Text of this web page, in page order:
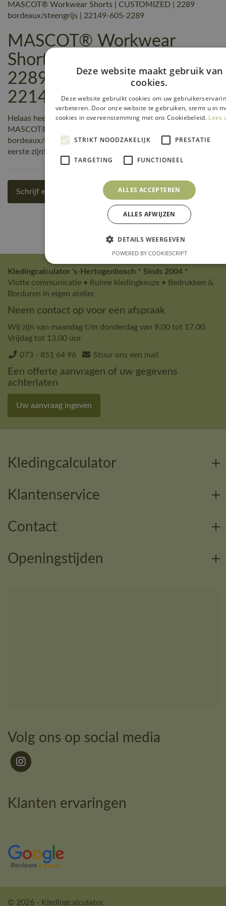
MASCOT® Workwear Shorts | CUSTOMIZED | 2289
bordeaux/steengrijs | 22149-605-2289
MASCOT® Workwear
Shorts | CUSTOMIZED |
2289 bordeaux/steengrijs |
22149-605-2289 reviews
Helaas heeft nog niemand een beoordeling geschreven over
MASCOT® Workwear Shorts | CUSTOMIZED | 2289
bordeaux/steengrijs | 22149-605-2289, maar jij kunt de
eerste zijn! Schrijf een review!
Schrijf een review
Kledingcalculator 's-Hertogenbosch * Sinds 2004 *
Vlotte communicatie • Ruime kledingkeuze • Bedrukken &
Borduren in eigen atelier
Neem contact op voor een afspraak
Wij zijn van maandag t/m donderdag van 9.00 tot 17.00.
Vrijdag tot 13.00 uur.
073 - 851 64 96 Stuur ons een mail
Een offerte aanvragen of uw gegevens
achterlaten
Uw aanvraag ingeven
Kledingcalculator
Klantenservice
Contact
Openingstijden
Volg ons op social media
Klanten ervaringen
© 2026 - Kledingcalculator.
Deze website maakt gebruik van
cookies.
Deze website gebruikt cookies om uw
verbeteren. Door onze website te gebruiken, stemt u in
cookies in overeenstemming met ons Cookiebeleid. Lees
STRIKT NOODZAKELIJK PRESTATIE
TARGETING FUNCTIONEEL
ALLES ACCEPTEREN
ALLES AFWIJZEN
DETAILS WEERGEVEN
POWERED BY COOKIESCRIPT